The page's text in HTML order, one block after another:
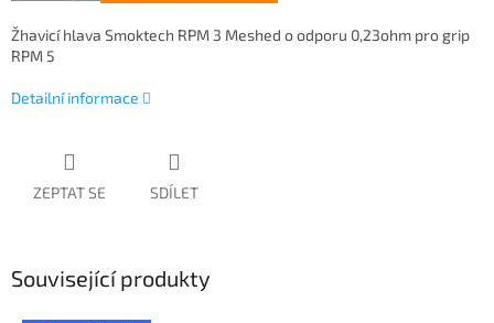
Žhavicí hlava Smoktech RPM 3 Meshed o odporu 0,23ohm pro grip
RPM 5
Detailní informace
ZEPTAT SE SDÍLET
Související produkty